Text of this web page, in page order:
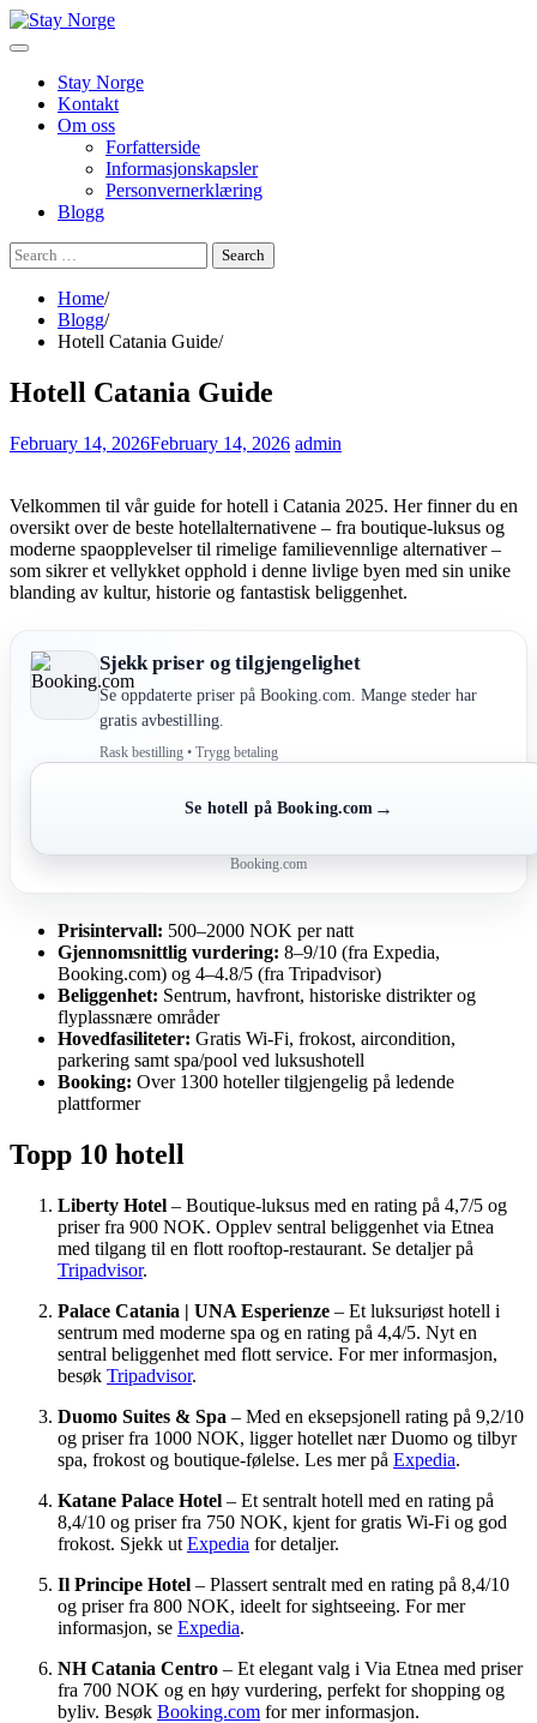
Skip
to
Stay Norge
Kontakt
Om oss
Forfatterside
Informasjonskapsler
Personvernerklæring
Blogg
Search
for:
Home
Blogg
Hotell Catania Guide
Hotell Catania Guide
February 14, 2026February 14, 2026 admin
Velkommen til vår guide for hotell i Catania 2025. Her finner du en
oversikt over de beste hotellalternativene – fra boutique-luksus og
moderne spaopplevelser til rimelige familievennlige alternativer –
som sikrer et vellykket opphold i denne livlige byen med sin unike
blanding av kultur, historie og fantastisk beliggenhet.
Sjekk priser og tilgjengelighet
Se oppdaterte priser på Booking.com. Mange steder har
gratis avbestilling.
Rask bestilling • Trygg betaling
Se hotell på Booking.com →
Booking.com
Prisintervall: 500–2000 NOK per natt
Gjennomsnittlig vurdering: 8–9/10 (fra Expedia,
Booking.com) og 4–4.8/5 (fra Tripadvisor)
Beliggenhet: Sentrum, havfront, historiske distrikter og
flyplassnære områder
Hovedfasiliteter: Gratis Wi-Fi, frokost, aircondition,
parkering samt spa/pool ved luksushotell
Booking: Over 1300 hoteller tilgjengelig på ledende
plattformer
Topp 10 hotell
Liberty Hotel – Boutique-luksus med en rating på 4,7/5 og
priser fra 900 NOK. Opplev sentral beliggenhet via Etnea
med tilgang til en flott rooftop-restaurant. Se detaljer på
Tripadvisor.
Palace Catania | UNA Esperienze – Et luksuriøst hotell i
sentrum med moderne spa og en rating på 4,4/5. Nyt en
sentral beliggenhet med flott service. For mer informasjon,
besøk Tripadvisor.
Duomo Suites & Spa – Med en eksepsjonell rating på 9,2/10
og priser fra 1000 NOK, ligger hotellet nær Duomo og tilbyr
spa, frokost og boutique-følelse. Les mer på Expedia.
Katane Palace Hotel – Et sentralt hotell med en rating på
8,4/10 og priser fra 750 NOK, kjent for gratis Wi-Fi og god
frokost. Sjekk ut Expedia for detaljer.
Il Principe Hotel – Plassert sentralt med en rating på 8,4/10
og priser fra 800 NOK, ideelt for sightseeing. For mer
informasjon, se Expedia.
NH Catania Centro – Et elegant valg i Via Etnea med priser
fra 700 NOK og en høy vurdering, perfekt for shopping og
byliv. Besøk Booking.com for mer informasjon.